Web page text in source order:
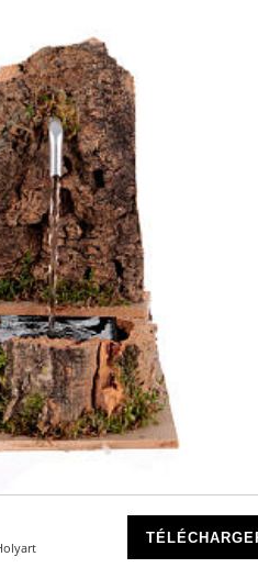
décor crèche napolitaine 10 cm